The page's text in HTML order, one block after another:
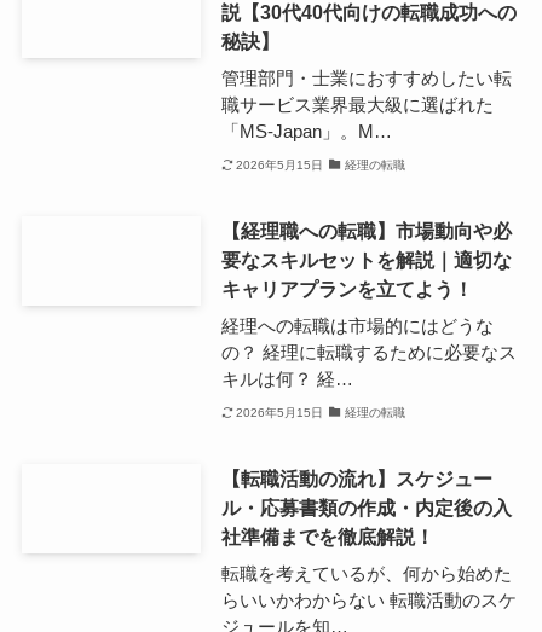
説【30代40代向けの転職成功への
秘訣】
管理部門・士業におすすめしたい転
職サービス業界最大級に選ばれた
「MS-Japan」。M…
2026年5月15日 経理の転職
【経理職への転職】市場動向や必
要なスキルセットを解説｜適切な
キャリアプランを立てよう！
経理への転職は市場的にはどうな
の？ 経理に転職するために必要なス
キルは何？ 経…
2026年5月15日 経理の転職
【転職活動の流れ】スケジュー
ル・応募書類の作成・内定後の入
社準備までを徹底解説！
転職を考えているが、何から始めた
らいいかわからない 転職活動のスケ
ジュールを知…